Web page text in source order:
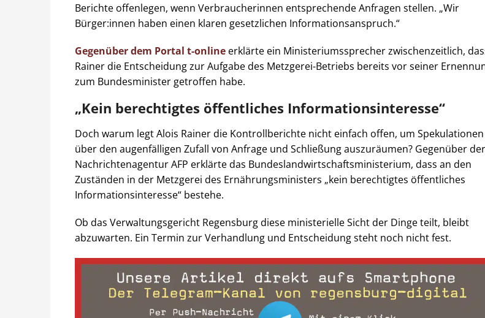
Berichte offenlegen, wenn Verbraucherinnen entsprechende Anfragen stellen. „Wir
Bürger:innen haben einen klaren gesetzlichen Informationsanspruch.“
Gegenüber dem Portal t-online erklärte ein Ministeriumssprecher zwischenzeitlich,
Rainer die Entscheidung zur Aufgabe des Metzgerei-Betriebs bereits vor seiner
zum Bundesminister getroffen habe.
„Kein berechtigtes öffentliches Informationsinteresse“
Doch warum legt Alois Rainer die Kontrollberichte nicht einfach offen, um Spekulationen
über den augenfälligen Zufall von Anfrage und Schließung auszuräumen? Gegenüber der
Nachrichtenagentur AFP erklärte das Bundeslandwirtschaftsministerium, dass an den
Zuständen in der Metzgerei des Ernährungsministers „kein berechtigtes öffentliches
Informationsinteresse“ bestehe.
Ob das Verwaltungsgericht Regensburg diese ministerielle Sicht der Dinge teilt, bleibt
abzuwarten. Ein Termin zur Verhandlung und Entscheidung steht noch nicht fest.